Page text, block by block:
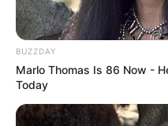
Who Will Be the Next
We Know So Far
BRAINBERRIES
BUZZDAY
Marlo Thomas Is 86 Now -
Today